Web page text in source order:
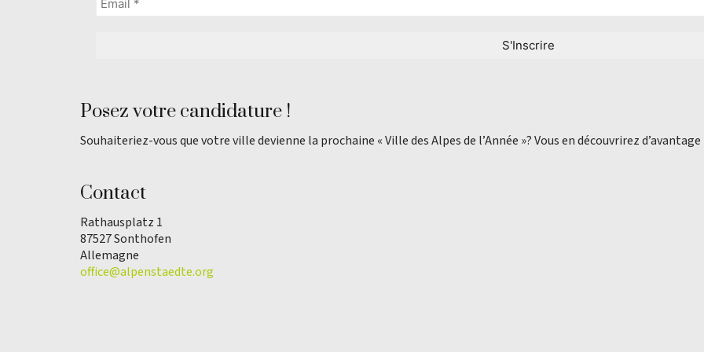
Posez votre candidature !
Souhaiteriez-vous que votre ville devienne la prochaine « Ville des Alpes de l’Année »? Vous en découvrirez d’avantage
Contact
Rathausplatz 1
87527 Sonthofen
Allemagne
office@alpenstaedte.org